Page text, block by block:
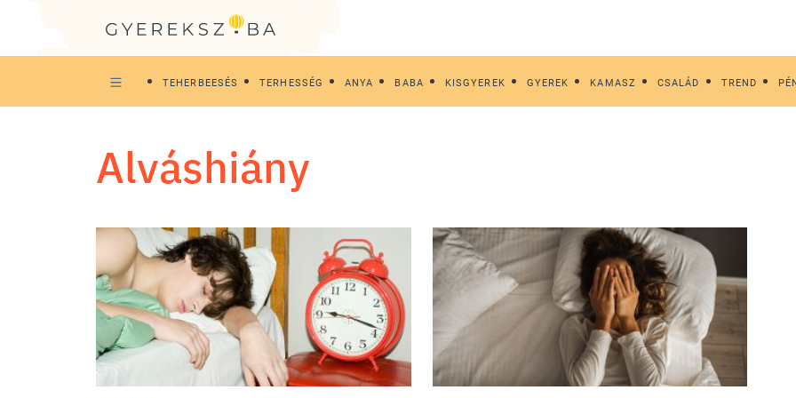
TEHERBEESÉS TERHESSÉG ANYA BABA KISGYEREK GYEREK KAMASZ CSALÁD TREND
alváshiány